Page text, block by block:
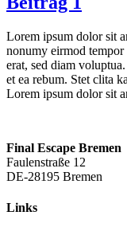
Lorem ipsum dolor sit
nonumy eirmod
erat, sed diam
et ea rebum. Stet clita
Lorem ipsum dolor sit
Final Escape Bremen
Faulenstraße 12
DE-28195 Bremen
Links